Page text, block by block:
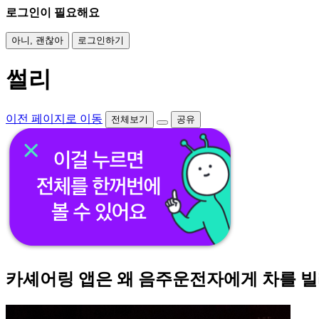
로그인이 필요해요
아니, 괜찮아 로그인하기
썰리
이전 페이지로 이동 전체보기 공유
카셰어링 앱은 왜 음주운전자에게 차를